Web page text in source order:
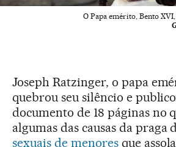
O Papa emérito, Bento
Joseph Ratzinger, o papa
quebrou seu silêncio e
documento de 18 páginas no
algumas das causas da praga
sexuais de menoresque